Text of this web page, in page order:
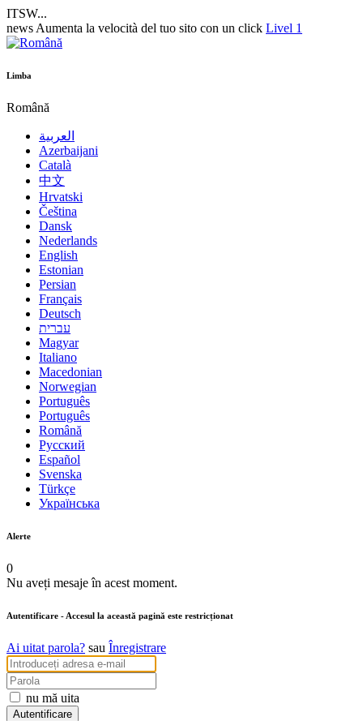
ITSW...
news Aumenta la velocità del tuo sito con un click Livel 1
Limba
Română
العربية
Azerbaijani
Català
中文
Hrvatski
Čeština
Dansk
Nederlands
English
Estonian
Persian
Français
Deutsch
עברית
Magyar
Italiano
Macedonian
Norwegian
Português
Português
Română
Русский
Español
Svenska
Türkçe
Українська
Alerte
0
Nu aveți mesaje în acest moment.
Autentificare - Accesul la această pagină este restricționat
Ai uitat parola? sau Înregistrare
nu mă uita